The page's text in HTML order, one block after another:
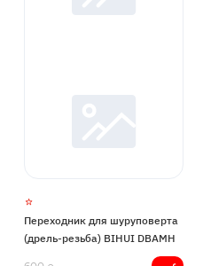
Переходник для шуруповерта
(дрель-резьба) BIHUI DBAMH